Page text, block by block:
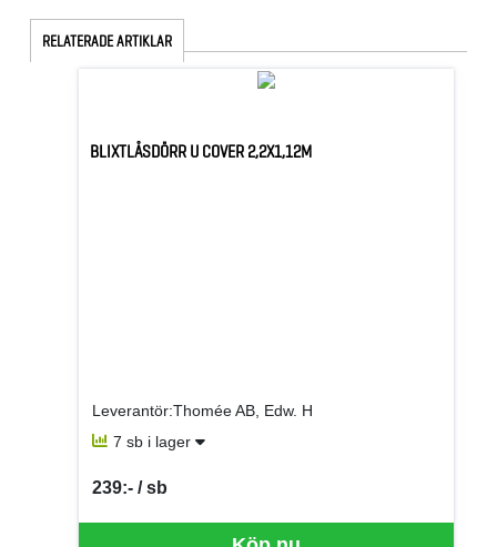
RELATERADE ARTIKLAR
BLIXTLÅSDÖRR U COVER 2,2X1,12M
Leverantör:Thomée AB, Edw. H
7 sb i lager
239:- / sb
SEK per SB